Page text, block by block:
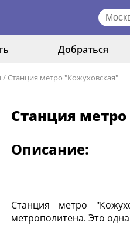
Добраться
/ Станция метро "Кожуховская"
Станция
Описание:
Станция метро
метрополитена. Это